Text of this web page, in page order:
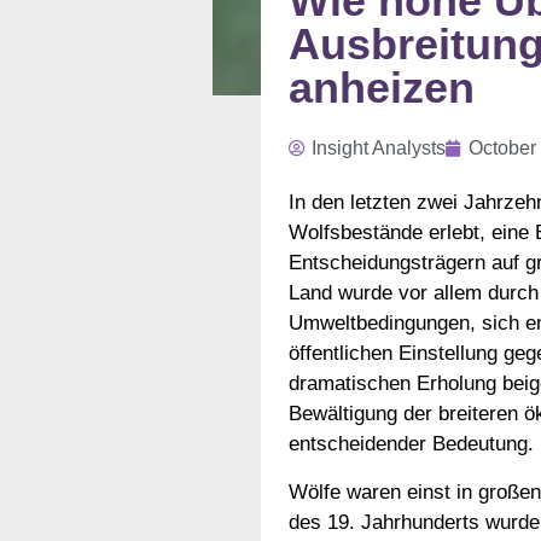
anheizen
Insight Analysts
In den letzten zwei
Wolfsbestände erlebt, eine
Entscheidungsträgern auf
Land wurde vor allem
Umweltbedingungen, sich
öffentlichen Einstellung
dramatischen Erholung
Bewältigung der breiteren
entscheidender Bedeutung.
Wölfe waren einst in
des 19. Jahrhunderts